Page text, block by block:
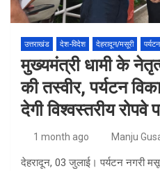
उत्तराखंड देश-विदेश देहरादून/मसूरी पर्यटन
मुख्यमंत्री धामी के
की तस्वीर, पर्यटन
देगी विश्वस्तरीय रोपवे
1 month ago Manju
देहरादून, 03 जुलाई। पर्यटन नगरी